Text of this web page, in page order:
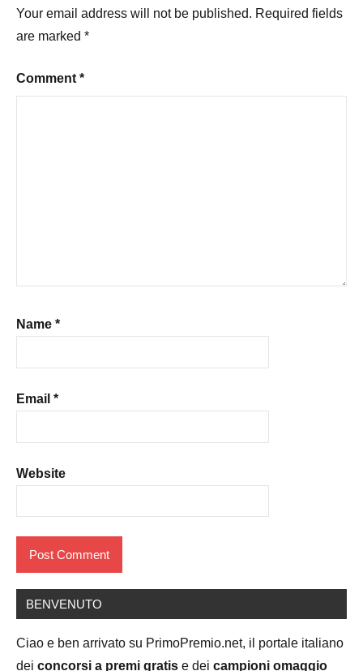
Your email address will not be published. Required fields
are marked *
Comment *
Name *
Email *
Website
BENVENUTO
Ciao e ben arrivato su PrimoPremio.net, il portale italiano
dei concorsi a premi gratis e dei campioni omaggio